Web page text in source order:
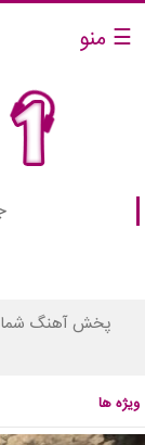
☰ منو
پخش آهنگ شما
ویژه ها